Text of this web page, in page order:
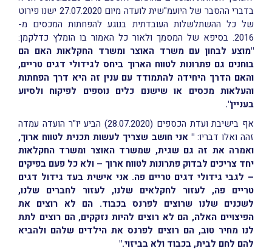
בדברי ההסבר של היועמ"שית לועדה מיום 27.07.2020 ישנו פירוט
של כל ההשתלשלות העובדתית בנוגע להפחתות המכסים מ-
2016. בסיפא של המסמך ולאור כל האמור בו הומלץ כדלקמן:
"מוצע לבחון עם משרד האוצר ומשרד החקלאות האם הם
בוחנים גם פתרונות לטווח הארוך ביחס לגידולי דגים טריים,
והאם הדרך היחידה להתמודד עם ענין זה היא דרך הפחתות
והעלאות מכסים או שישנם כלים נוספים לפיקוח ולסיוע
בעניין".
אף בישיבת ועדת הכספים (28.07.2020) הביע יו"ר הועדה עמדה
זהה ואלו דבריו:" אני חושב שצריך לעשות תכנית לטווח ארוך,
ואמרה את זה גם שגית, שמשרד האוצר ומשרד החקלאות
יחד צריכים לבדוק פתרונות לטווח ארוך – ולא כל פעם בפיקים
– לגבי גידולי דגים טריים פה. אני אישית בעד גידול דגים
טריים פה, לעזור לחקלאים שלנו, לעזור לחברים שלנו,
לשכנים שלנו שרוצים לפרנס בכבוד. הם לא רוצים את
הפיצויים האלה, הם לא רוצים להיות נזקקים, הם רוצים לתת
לנו מחיר טוב, הם רוצים לפרנס את הילדים שלהם ולהביא
להם לחם לבית, בכבוד ולא בביזוי."